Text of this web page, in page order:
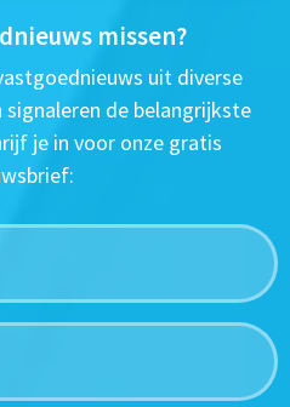
missen?
uit diverse
de belangrijkste
je in voor onze gratis